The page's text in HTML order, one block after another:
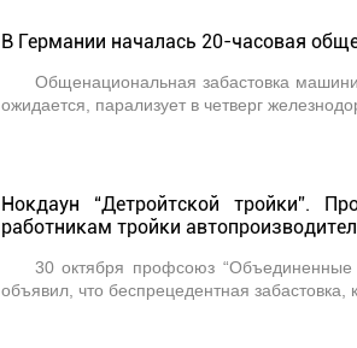
В Германии началась 20-часовая
Общенациональная забастовка
ожидается, парализует в четверг
Нокдаун “Детройтской тройки”.
работникам тройки
30 октября профсоюз
объявил, что беспрецедентная забастовка,